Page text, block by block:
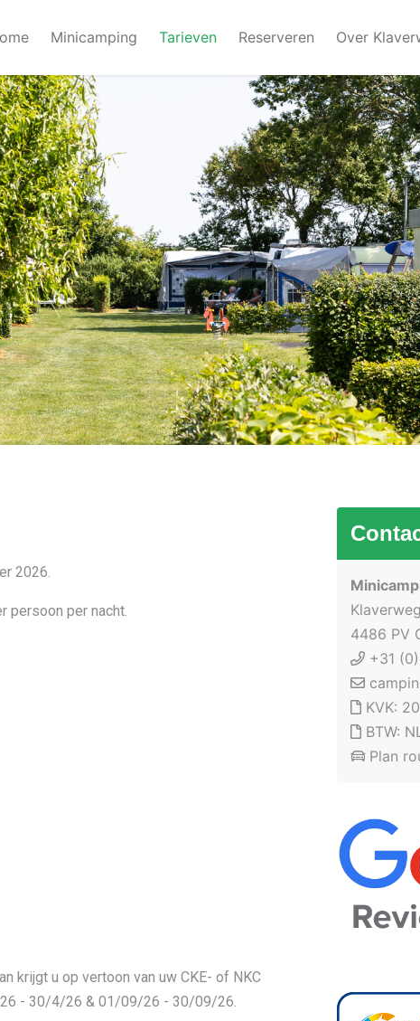
Minicamping Tarieven Reserveren Over
2026.
persoon per nacht.
krijgt u op vertoon van uw CKE- of NKC
- 30/4/26 & 01/09/26 - 30/09/26.
4486 PV
+31
KVK:
BTW:
Plan